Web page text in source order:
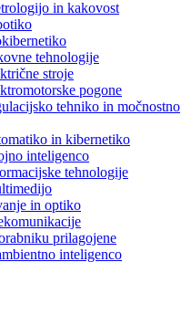
in kakovost
tehnologije
stroje
pogone
tehniko in močnostno
in kibernetiko
inteligenco
tehnologije
in optiko
prilagojene
inteligenco